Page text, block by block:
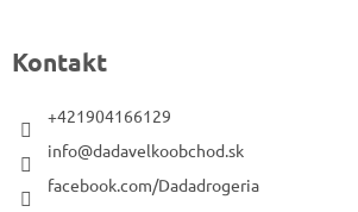
p
äKontakt
+421904166129
info@dadavelkoobchod.sk
facebook.com/Dadadrogeria